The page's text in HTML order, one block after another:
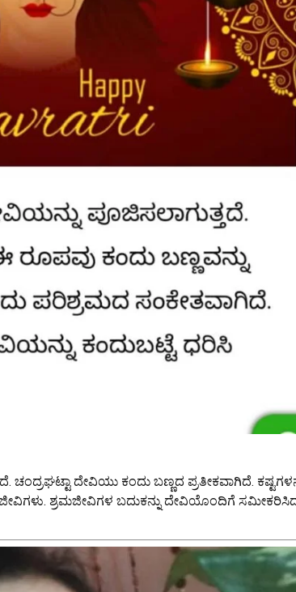
ದೇವಿಯು ಕಂದು‌ ಬಣ್ಣದ ಪ್ರತೀಕವಾಗಿದೆ.
ಶ್ರಮಜೀವಿಗಳ ಬದುಕನ್ನು ದೇವಿಯೊಂದಿಗೆ